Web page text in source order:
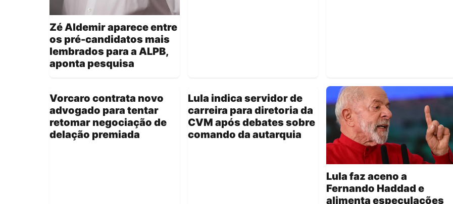
Zé Aldemir aparece entre
os pré-candidatos mais
lembrados para a ALPB,
aponta pesquisa
Vorcaro contrata novo
advogado para tentar
retomar negociação de
delação premiada
Lula indica servidor de
carreira para diretoria da
CVM após debates sobre
comando da autarquia
Lula faz aceno a
Fernando Haddad e
alimenta especulações